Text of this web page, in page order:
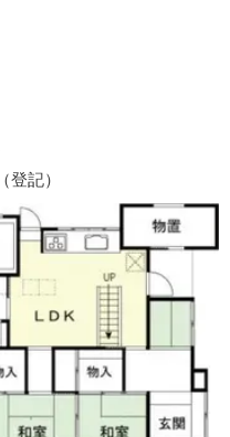
（登記）